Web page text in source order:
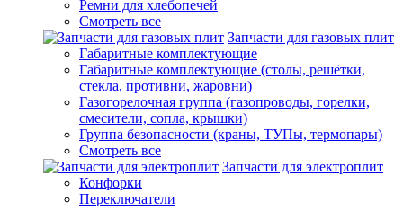
Ремни для хлебопечей
Смотреть все
Запчасти для газовых плит
Габаритные комплектующие
Габаритные комплектующие (столы, решётки,
стекла, противни, жаровни)
Газогорелочная группа (газопроводы, горелки,
смесители, сопла, крышки)
Группа безопасности (краны, ТУПы, термопары)
Смотреть все
Запчасти для электроплит
Конфорки
Переключатели